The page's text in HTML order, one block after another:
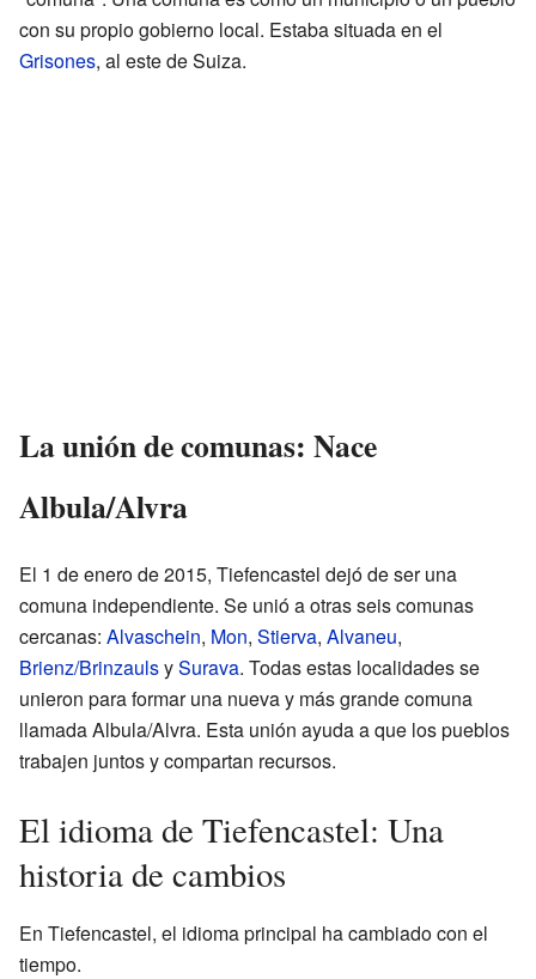
con su propio gobierno local. Estaba situada en el
Grisones, al este de Suiza.
La unión de comunas: Nace
Albula/Alvra
El 1 de enero de 2015, Tiefencastel dejó de ser una
comuna independiente. Se unió a otras seis comunas
cercanas: Alvaschein, Mon, Stierva, Alvaneu,
Brienz/BrinzaulsySurava. Todas estas localidades se
unieron para formar una nueva y más grande comuna
llamada Albula/Alvra. Esta unión ayuda a que los pueblos
trabajen juntos y compartan recursos.
El idioma de Tiefencastel: Una
historia de cambios
En Tiefencastel, el idioma principal ha cambiado con el
tiempo.